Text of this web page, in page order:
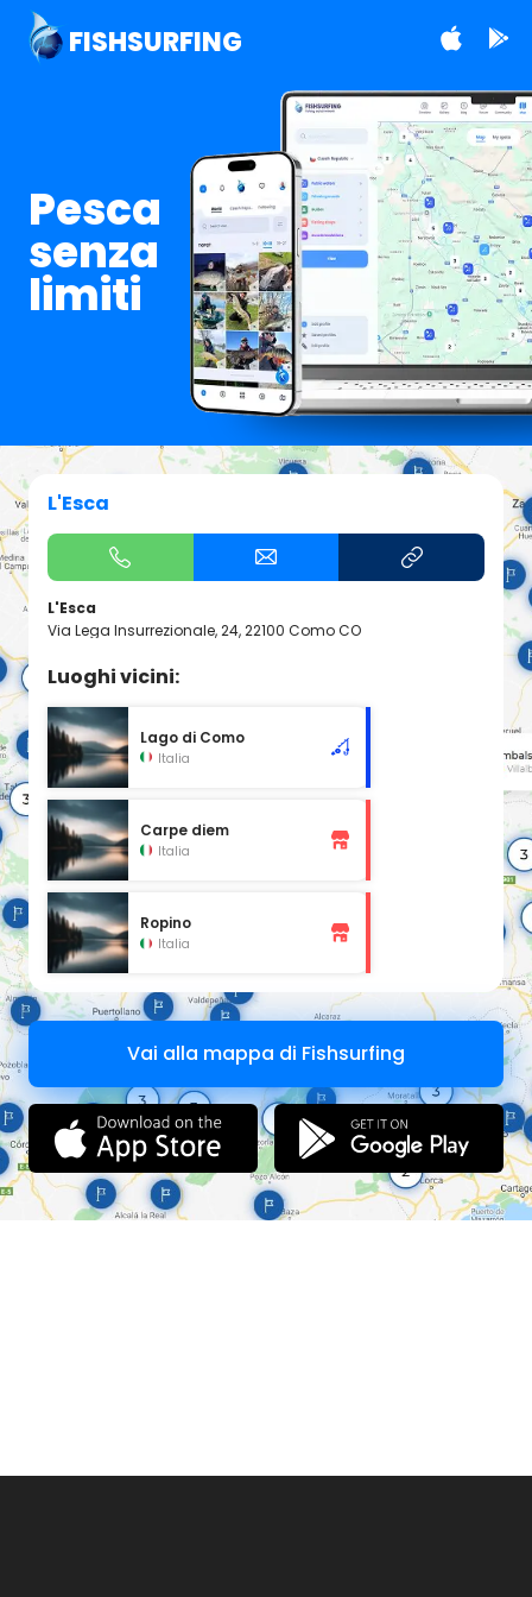
FISHSURFING
Pesca
senza
limiti
L'Esca
L'Esca
Via Lega Insurrezionale, 24, 22100 Como CO
Luoghi vicini:
Lago di Como
Italia
Carpe diem
Italia
Ropino
Italia
Vai alla mappa di Fishsurfing